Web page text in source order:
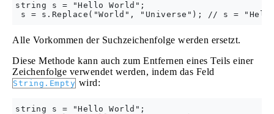
string s = "Hello World";
Alle Vorkommen der Suchzeichenfolge werden ersetzt.
Diese Methode kann auch zum Entfernen eines Teils einer
Zeichenfolge verwendet werden, indem das Feld
String.Empty wird:
string s = "Hello World";